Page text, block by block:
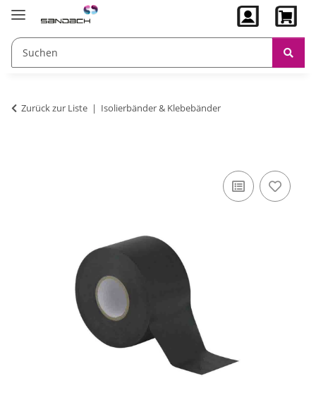
Zurück zur Liste Isolierbänder & Klebebänder